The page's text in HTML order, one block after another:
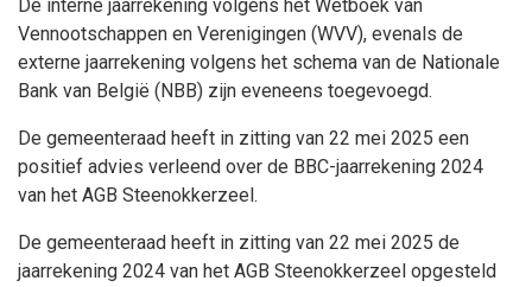
De interne jaarrekening volgens het Wetboek van
Vennootschappen en Verenigingen (WVV), evenals de
externe jaarrekening volgens het schema van de Nationale
Bank van België (NBB) zijn eveneens toegevoegd.
De gemeenteraad heeft in zitting van 22 mei 2025 een
positief advies verleend over de BBC-jaarrekening 2024
van het AGB Steenokkerzeel.
De gemeenteraad heeft in zitting van 22 mei 2025 de
jaarrekening 2024 van het AGB Steenokkerzeel opgesteld